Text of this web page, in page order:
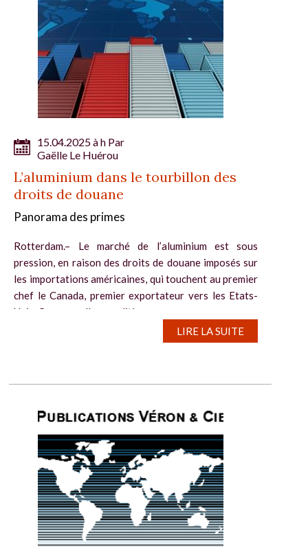
15.04.2025 à h Par
Gaëlle Le Huérou
L’aluminium dans le tourbillon des
droits de douane
Panorama des primes
Rotterdam.– Le marché de l’aluminium est sous
pression, en raison des droits de douane imposés sur
les importations américaines, qui touchent au premier
chef le Canada, premier exportateur vers les Etats-
Unis. Ces nouvelles conditions...
LIRE LA SUITE